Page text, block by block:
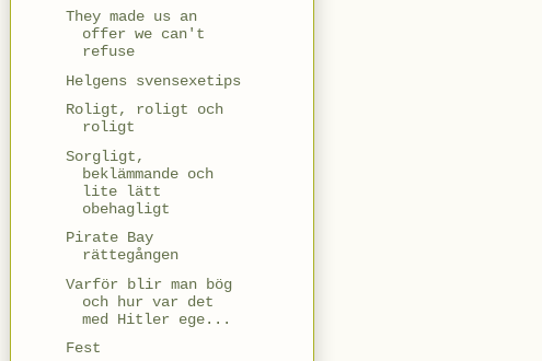
They made us an
offer we can't
refuse
Helgens svensexetips
Roligt, roligt och
roligt
Sorgligt,
beklämmande och
lite lätt
obehagligt
Pirate Bay
rättegången
Varför blir man bög
och hur var det
med Hitler ege...
Fest